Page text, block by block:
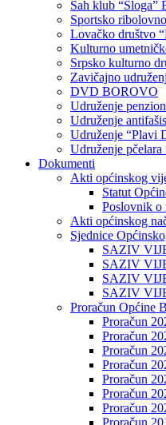
Šah klub “Sloga”
Sportsko
Lovačko društvo
Kulturno
Srpsko kulturno
Zavičajno
DVD BOROVO
Udruženje
Udruženje
Udruženje “Plavi
Udruženje
Dokumenti
Akti općinskog
Statut
Poslovnik o
Akti općinskog
Sjednice
SAZIV
SAZIV
SAZIV
SAZIV
Proračun Općine
Proračun
Proračun
Proračun
Proračun
Proračun
Proračun
Proračun
Proračun